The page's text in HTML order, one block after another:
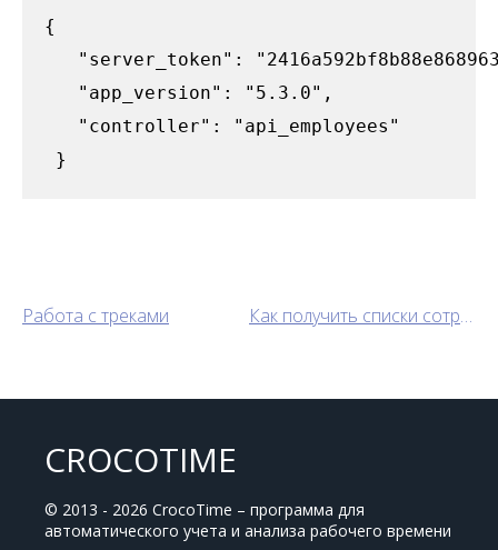
{
"server_token":
   "app_version": "5.3.0",
"controller": "api_employees"
}
Работа с треками Как получить списки сотрудников и отделов
CROCOTIME
© 2013 - 2026 CrocoTime – программа для
автоматического учета и анализа рабочего времени